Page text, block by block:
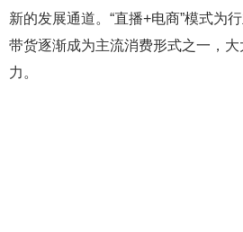
新的发展通道。“直播+电商”模式为
带货逐渐成为主流消费形式之一，
力。